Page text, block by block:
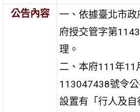
公告內容
一、依據臺北市
府授交管字第
理。
二、本府111年11
113047438號令
設置有「行人及